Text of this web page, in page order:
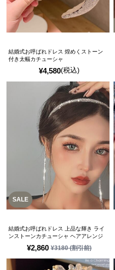
¥4,580(税込)
結婚式お呼ばれドレス 煌めくストーン
付き太幅カチューシャ
SALE
¥2,860 ¥3180(割引前)
結婚式お呼ばれドレス 上品な輝き ライ
ンストーンカチューシャ ヘアアレンジ